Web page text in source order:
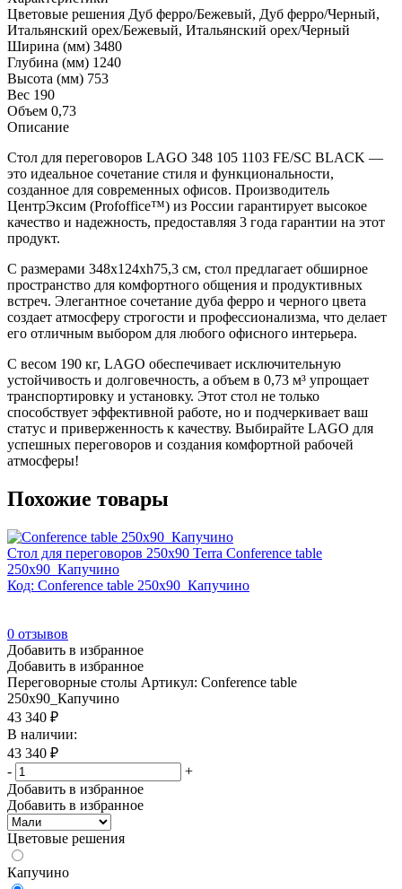
Цветовые решения Дуб ферро/Бежевый, Дуб ферро/Черный,
Итальянский орех/Бежевый, Итальянский орех/Черный
Ширина (мм) 3480
Глубина (мм) 1240
Высота (мм) 753
Вес 190
Объем 0,73
Описание
Стол для переговоров LAGO 348 105 1103 FE/SC BLACK —
это идеальное сочетание стиля и функциональности,
созданное для современных офисов. Производитель
ЦентрЭксим (Profoffice™) из России гарантирует высокое
качество и надежность, предоставляя 3 года гарантии на этот
продукт.
С размерами 348x124xh75,3 см, стол предлагает обширное
пространство для комфортного общения и продуктивных
встреч. Элегантное сочетание дуба ферро и черного цвета
создает атмосферу строгости и профессионализма, что делает
его отличным выбором для любого офисного интерьера.
С весом 190 кг, LAGO обеспечивает исключительную
устойчивость и долговечность, а объем в 0,73 м³ упрощает
транспортировку и установку. Этот стол не только
способствует эффективной работе, но и подчеркивает ваш
статус и приверженность к качеству. Выбирайте LAGO для
успешных переговоров и создания комфортной рабочей
атмосферы!
Похожие товары
Стол для переговоров 250х90 Terra Conference table
250x90_Капучино
Код: Conference table 250x90_Капучино
0 отзывов
Добавить в избранное
Добавить в избранное
Переговорные столы Артикул: Conference table
250x90_Капучино
43 340 ₽
В наличии:
43 340 ₽
-
+
Добавить в избранное
Добавить в избранное
Цветовые решения
Капучино